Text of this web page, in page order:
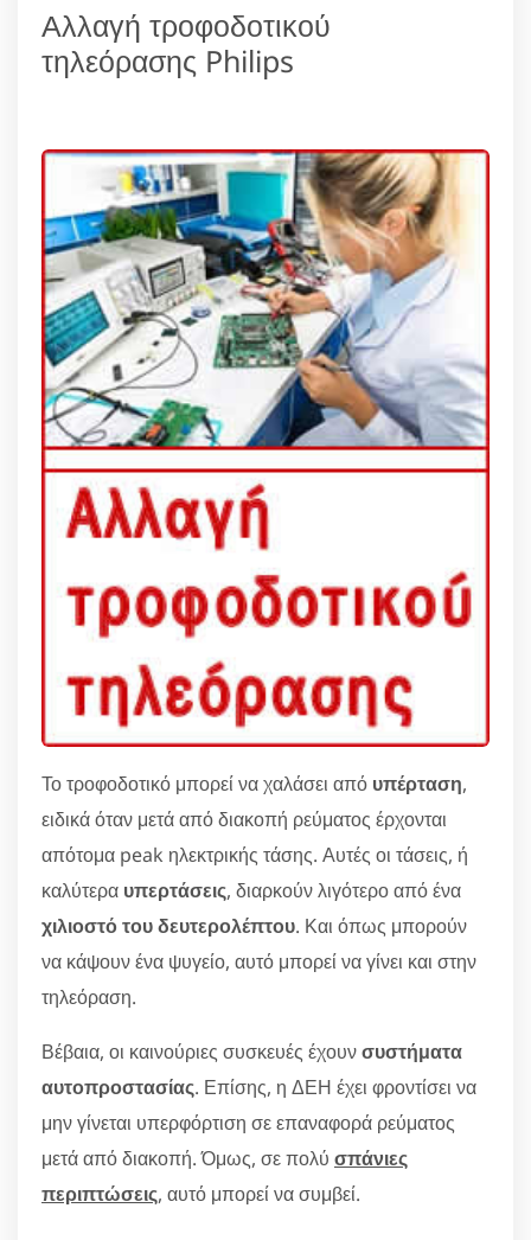
Αλλαγή τροφοδοτικού
τηλεόρασης Philips
Το τροφοδοτικό μπορεί να χαλάσει από υπέρταση,
ειδικά όταν μετά από διακοπή ρεύματος έρχονται
απότομα peak ηλεκτρικής τάσης. Αυτές οι τάσεις, ή
καλύτερα υπερτάσεις, διαρκούν λιγότερο από ένα
χιλιοστό του δευτερολέπτου. Και όπως μπορούν
να κάψουν ένα ψυγείο, αυτό μπορεί να γίνει και στην
τηλεόραση.
Βέβαια, οι καινούριες συσκευές έχουνσυστήματα
αυτοπροστασίας. Επίσης, η ΔΕΗ έχει φροντίσει να
μην γίνεται υπερφόρτιση σε επαναφορά ρεύματος
μετά από διακοπή. Όμως, σε πολύ σπάνιες
περιπτώσεις, αυτό μπορεί να συμβεί.